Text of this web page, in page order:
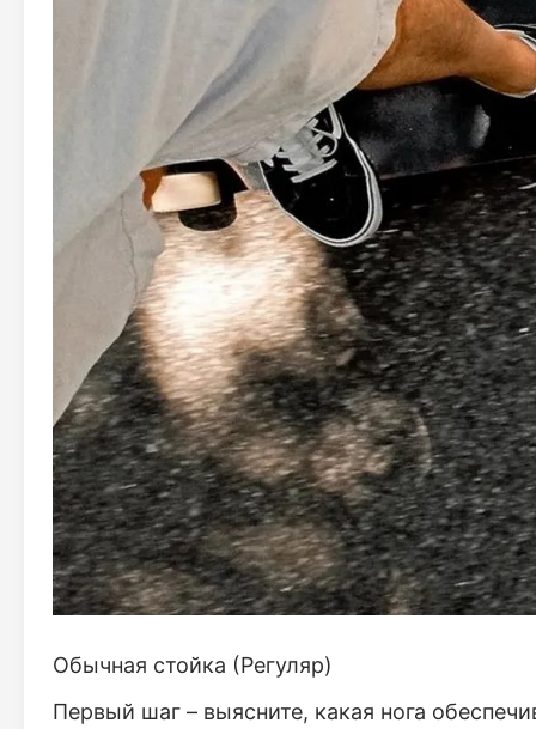
Обычная стойка (Регуляр)
Первый шаг – выясните, какая нога